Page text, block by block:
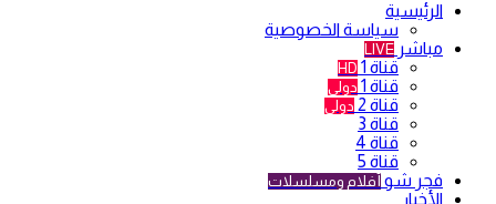
الرئيسية
سياسة الخصوصية
مباشر LIVE
قناة 1 HD
قناة 1 دولي
قناة 2 دولي
قناة 3
قناة 4
قناة 5
فجر شو أفلام ومسلسلات
الأخبار